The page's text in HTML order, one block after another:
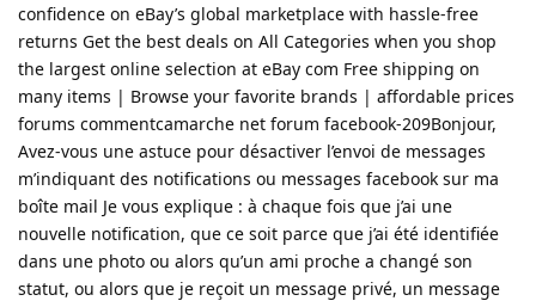
confidence on eBay’s global marketplace with hassle-free
returns Get the best deals on All Categories when you shop
the largest online selection at eBay com Free shipping on
many items | Browse your favorite brands | affordable prices
forums commentcamarche net forum facebook-209Bonjour,
Avez-vous une astuce pour désactiver l’envoi de messages
m’indiquant des notifications ou messages facebook sur ma
boîte mail Je vous explique : à chaque fois que j’ai une
nouvelle notification, que ce soit parce que j’ai été identifiée
dans une photo ou alors qu’un ami proche a changé son
statut, ou alors que je reçoit un message privé, un message